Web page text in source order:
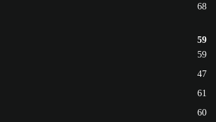
68
59
59
47
61
60